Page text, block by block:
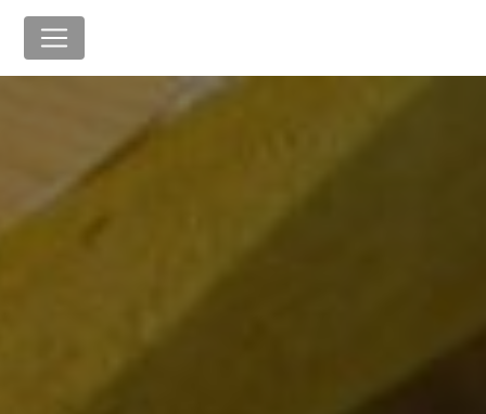
Panneau de gestion des cookies